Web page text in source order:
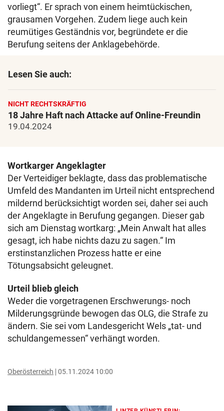
vorliegt“. Er sprach von einem heimtückischen,
grausamen Vorgehen. Zudem liege auch kein
reumütiges Geständnis vor, begründete er die
Berufung seitens der Anklagebehörde.
Lesen Sie auch:
NICHT RECHTSKRÄFTIG
18 Jahre Haft nach Attacke auf Online-Freundin
19.04.2024
Wortkarger Angeklagter
Der Verteidiger beklagte, dass das problematische
Umfeld des Mandanten im Urteil nicht entsprechend
mildernd berücksichtigt worden sei, daher sei auch
der Angeklagte in Berufung gegangen. Dieser gab
sich am Dienstag wortkarg: „Mein Anwalt hat alles
gesagt, ich habe nichts dazu zu sagen.“ Im
erstinstanzlichen Prozess hatte er eine
Tötungsabsicht geleugnet.
Urteil blieb gleich
Weder die vorgetragenen Erschwerungs- noch
Milderungsgründe bewogen das OLG, die Strafe zu
ändern. Sie sei vom Landesgericht Wels „tat- und
schuldangemessen“ verhängt worden.
Oberösterreich 05.11.2024 10:00